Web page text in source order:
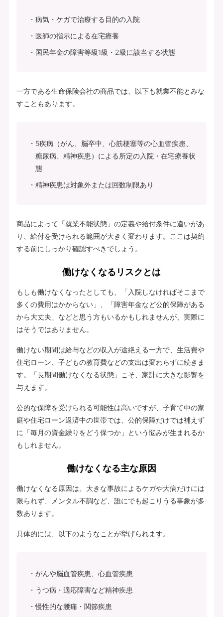
病気・ケガで治療する目的の入院
医師の指示による在宅療養
国民年金の障害等級1級・2級に該当する状態
一方である生命保険会社の商品では、以下も就業不能とみな
すこともあります。
5疾病（がん、脳卒中、心筋梗塞等の心血管疾患、
糖尿病、精神疾患）による所定の入院・在宅療養状
態
精神疾患は対象外または回数制限あり
商品によって「就業不能状態」の定義や給付条件に違いがあ
り、給付を受けられる範囲が大きく変わります。ここは契約
する前にしっかり確認すべきでしょう。
働けなくなるリスクとは
もしも働けなくなったとしても、「入院しなければそこまで
多くの費用はかからない」、「障害年金など公的保障がある
から大丈夫」などと思う方もいるかもしれませんが、実際に
はそうではありません。
働けない期間は給与などの収入が途絶える一方で、生活費や
住宅ローン、子どもの教育費などの支出は変わらずに続きま
す。「長期間働けなくなる状態」こそ、家計に大きな影響を
与えます。
公的な保障を受けられる可能性は高いですが、子育て中の家
庭や住宅ローン返済中の世帯では、公的保障だけでは補えず
に「毎月の資金繰りをどう保つか」という悩みが生まれるか
もしれません。
働けなくなる主な原因
働けなくなる原因は、大きな事故によるケガや大病だけには
限られず、メンタル不調など、誰にでも起こりうる事象が多
数あります。
具体的には、以下のようなことが挙げられます。
がんや脳血管疾患、心血管疾患
うつ病・適応障害など精神疾患
慢性的な腰痛・関節疾患